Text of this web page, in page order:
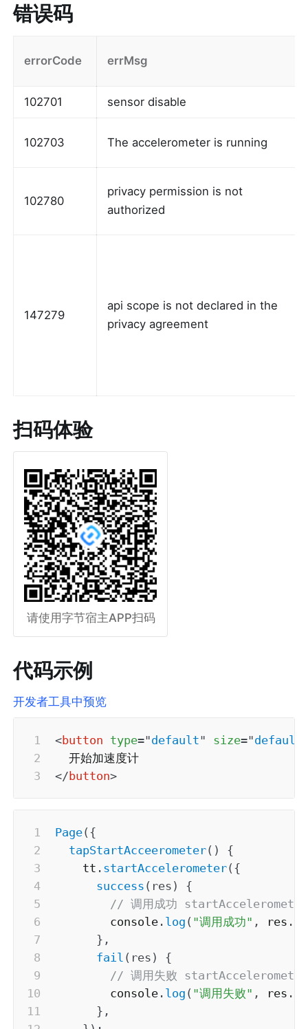
错误码
errorCode errMsg
102701 sensor disable
102703 The accelerometer is running
102780
privacy permission is not
authorized
147279
api scope is not declared in the
privacy agreement
扫码体验
请使用字节宿主APP扫码
代码示例
开发者工具中预览
<button type="default" size="default
</button>
Page( {
tapStartAcceerometer( )
{
    tt
. startAccelerometer( {
success ( res )
{
// 调用成功
        console
. log ( "调用成功" , res .
} ,
fail ( res )
{
// 调用失败
        console
. log ( "调用失败" , res .
} ,